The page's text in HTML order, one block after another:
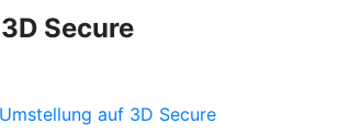
Secure
auf 3D Secure